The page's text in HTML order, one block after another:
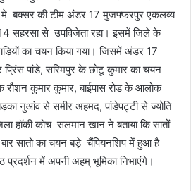
मे बक्सर की टीम अंडर 17 मुजफ्फरपुर एकलव्य
सहरसा से उपविजेता रहा। इसमें जिले के
का चयन किया गया। जिसमें अंडर 17
प्रिंस पांडे, सरिमपुर के छोटू कुमार का चयन
कुमार कुमार, बाईपास रोड के आलोक
नुआंव से समीर अहमद, पांडेपट्टी से ज्योति
हॉकी कोच सलमान खान ने बताया कि सातों
बार सातो का चयन बड़े चैंपियनशिप में हुआ है
प्रदर्शन में अपनी अहम् भूमिका निभाएंगे।